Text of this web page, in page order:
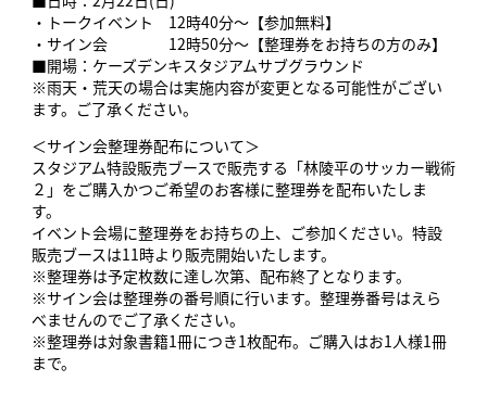
・トークイベント 12時40分～【参加無料】
・サイン会 12時50分～【整理券をお持ちの方のみ】
■開場：ケーズデンキスタジアムサブグラウンド
※雨天・荒天の場合は実施内容が変更となる可能性がござい
ます。ご了承ください。
＜サイン会整理券配布について＞
スタジアム特設販売ブースで販売する「林陵平のサッカー戦術
２」をご購入かつご希望のお客様に整理券を配布いたしま
す。
イベント会場に整理券をお持ちの上、ご参加ください。特設
販売ブースは11時より販売開始いたします。
※整理券は予定枚数に達し次第、配布終了となります。
※サイン会は整理券の番号順に行います。整理券番号はえら
べませんのでご了承ください。
※整理券は対象書籍1冊につき1枚配布。ご購入はお1人様1冊
まで。